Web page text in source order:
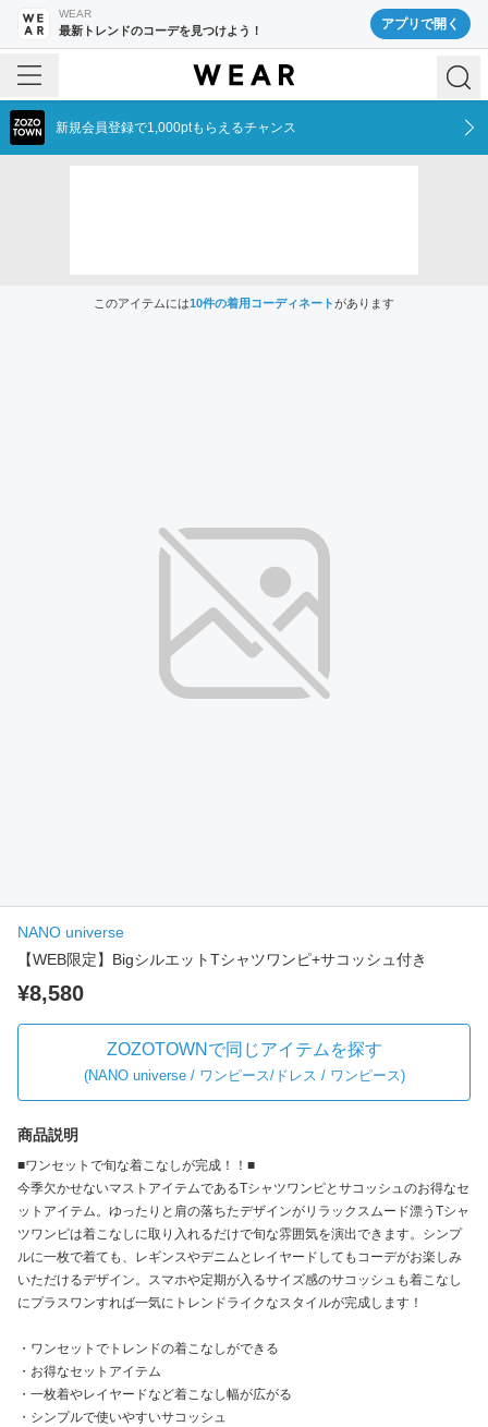
WEAR
最新トレンドのコーデを見つけよう！ アプリで開く
新規会員登録で1,000ptもらえるチャンス
このアイテムには10件の着用コーディネートがあります
NANO universe
【WEB限定】BigシルエットTシャツワンピ+サコッシュ付き
¥8,580
ZOZOTOWNで同じアイテムを探す
(NANO universe / ワンピース/ドレス / ワンピース)
商品説明
■ワンセットで旬な着こなしが完成！！■
今季欠かせないマストアイテムであるTシャツワンピとサコッシュのお得なセ
ットアイテム。ゆったりと肩の落ちたデザインがリラックスムード漂うTシャ
ツワンピは着こなしに取り入れるだけで旬な雰囲気を演出できます。シンプ
ルに一枚で着ても、レギンスやデニムとレイヤードしてもコーデがお楽しみ
いただけるデザイン。スマホや定期が入るサイズ感のサコッシュも着こなし
にプラスワンすれば一気にトレンドライクなスタイルが完成します！
・ワンセットでトレンドの着こなしができる
・お得なセットアイテム
・一枚着やレイヤードなど着こなし幅が広がる
・シンプルで使いやすいサコッシュ